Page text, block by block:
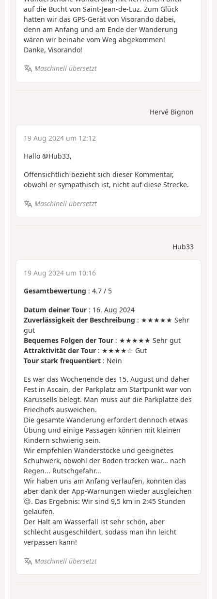
auf die Bucht von Saint-Jean-de-Luz. Zum Glück
hatten wir das GPS-Gerät von Visorando dabei,
denn am Anfang und am Ende der Wanderung
wären wir beinahe vom Weg abgekommen!
Danke, Visorando!
Maschinell übersetzt
Hervé Bignon
19 Aug 2024 um 12:12
Hallo @Hub33,
Offensichtlich bezieht sich dieser Kommentar,
obwohl er sympathisch ist, nicht auf diese Strecke.
Maschinell übersetzt
Hub33
19 Aug 2024 um 10:16
Gesamtbewertung : 4.7 / 5
Datum deiner Tour : 16. Aug 2024
Zuverlässigkeit der Beschreibung : ★★★★★ Sehr
gut
Bequemes Folgen der Tour : ★★★★★ Sehr gut
Attraktivität der Tour : ★★★★☆ Gut
Tour stark frequentiert : Nein
Es war das Wochenende des 15. August und daher
Fest in Ascain, der Parkplatz am Startpunkt war von
Karussells belegt. Man muss auf die Parkplätze des
Friedhofs ausweichen.
Die gesamte Wanderung erfordert dennoch etwas
Übung und einige Passagen können mit kleinen
Kindern schwierig sein.
Wir empfehlen Wanderstöcke und geeignetes
Schuhwerk, obwohl der Boden trocken war... nach
Regen... Rutschgefahr...
Wir haben uns am Anfang verlaufen, konnten das
aber dank der App-Warnungen wieder ausgleichen
😉. Das Ergebnis: Wir sind 9,5 km in 2:45 Stunden
gelaufen.
Der Halt am Wasserfall ist sehr schön, aber
schlecht ausgeschildert, sodass man ihn leicht
verpassen kann!
Maschinell übersetzt